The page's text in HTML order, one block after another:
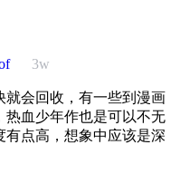
3w
就会回收，有一些到漫画
热血少年作也是可以不无
有点高，想象中应该是深